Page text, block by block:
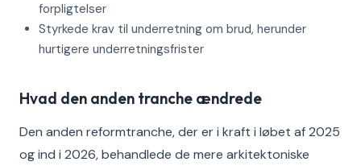
forpligtelser
Styrkede krav til underretning om brud, herunder
hurtigere underretningsfrister
Hvad den anden tranche ændrede
Den anden reformtranche, der er i kraft i løbet af 2025
og ind i 2026, behandlede de mere arkitektoniske